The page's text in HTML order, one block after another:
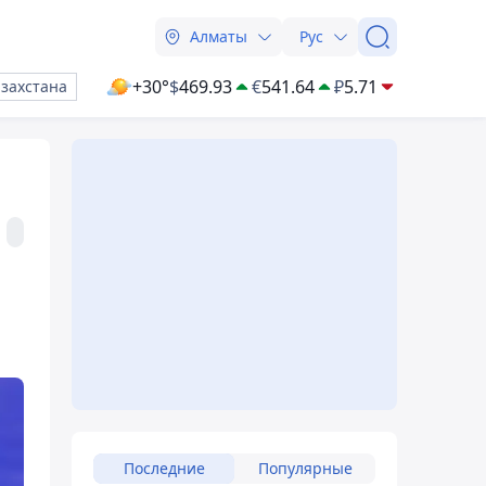
Алматы Рус
+30°$469.93 €541.64 ₽5.71
Последние Популярные